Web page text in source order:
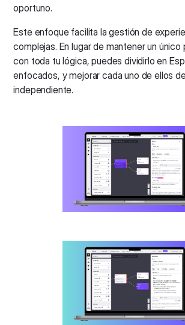
oportuno.
Este enfoque facilita la gestión de
complejas. En lugar de mantener un
con toda tu lógica, puedes dividirlo en
enfocados, y mejorar cada uno de ellos
independiente.